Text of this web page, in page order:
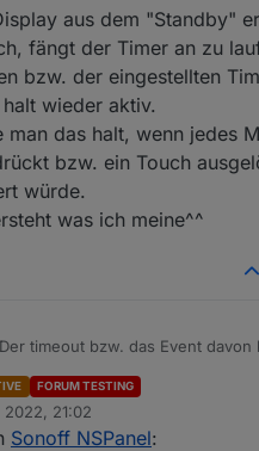
aus dem "Standby"
fängt der Timer an zu
bzw. der eingestellten
wieder aktiv.
man das halt, wenn jedes
bzw. ein Touch
würde.
was ich meine^^
Der timeout bzw. das Event davon
allerdings sollte der counter
einem touch event wieder von
FORUM TESTING
2022, 21:02
Sonoff NSPanel: